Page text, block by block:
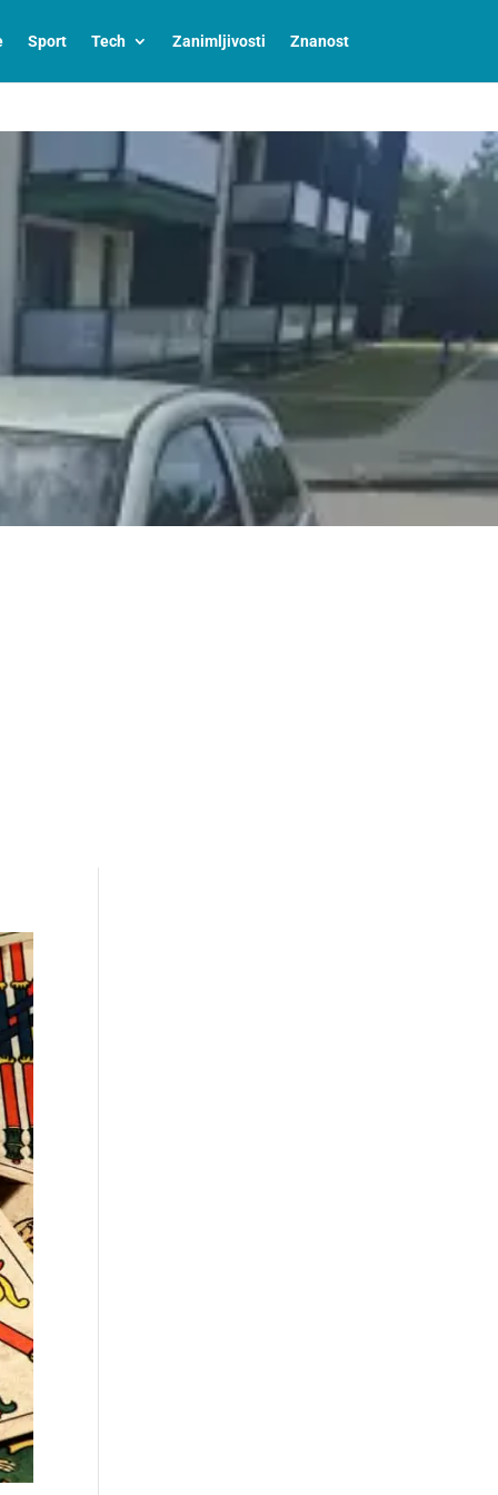
Sport Tech Zanimljivosti Znanost